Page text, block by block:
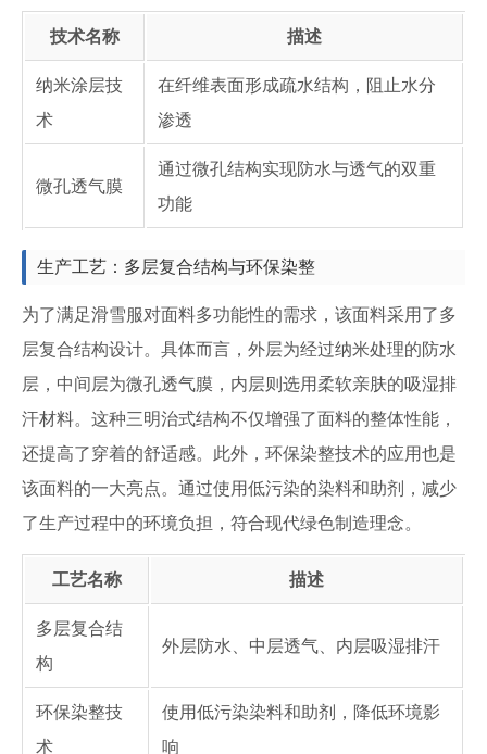
技术名称 描述
纳米涂层技
术
在纤维表面形成疏水结构，阻止水分
渗透
微孔透气膜
通过微孔结构实现防水与透气的双重
功能
生产工艺：多层复合结构与环保染整
为了满足滑雪服对面料多功能性的需求，该面料采用了多
层复合结构设计。具体而言，外层为经过纳米处理的防水
层，中间层为微孔透气膜，内层则选用柔软亲肤的吸湿排
汗材料。这种三明治式结构不仅增强了面料的整体性能，
还提高了穿着的舒适感。此外，环保染整技术的应用也是
该面料的一大亮点。通过使用低污染的染料和助剂，减少
了生产过程中的环境负担，符合现代绿色制造理念。
工艺名称 描述
多层复合结
构
外层防水、中层透气、内层吸湿排汗
环保染整技
术
使用低污染染料和助剂，降低环境影
响